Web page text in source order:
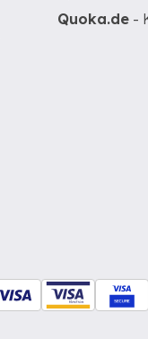
Quoka.de -